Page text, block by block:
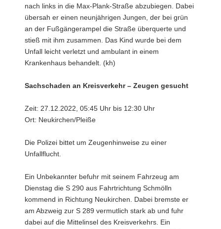
nach links in die Max-Plank-Straße abzubiegen. Dabei
übersah er einen neunjährigen Jungen, der bei grün
an der Fußgängerampel die Straße überquerte und
stieß mit ihm zusammen. Das Kind wurde bei dem
Unfall leicht verletzt und ambulant in einem
Krankenhaus behandelt. (kh)
Sachschaden an Kreisverkehr – Zeugen gesucht
Zeit: 27.12.2022, 05:45 Uhr bis 12:30 Uhr
Ort: Neukirchen/Pleiße
Die Polizei bittet um Zeugenhinweise zu einer
Unfallflucht.
Ein Unbekannter befuhr mit seinem Fahrzeug am
Dienstag die S 290 aus Fahrtrichtung Schmölln
kommend in Richtung Neukirchen. Dabei bremste er
am Abzweig zur S 289 vermutlich stark ab und fuhr
dabei auf die Mittelinsel des Kreisverkehrs. Ein